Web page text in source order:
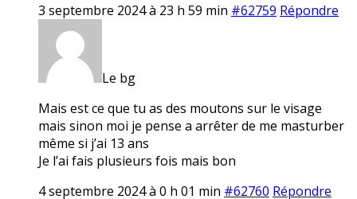
3 septembre 2024 à 23 h 59 min #62759 Répondre
Le bg
Mais est ce que tu as des moutons sur le visage
mais sinon moi je pense a arrêter de me masturber
même si j’ai 13 ans
Je l’ai fais plusieurs fois mais bon
4 septembre 2024 à 0 h 01 min #62760 Répondre